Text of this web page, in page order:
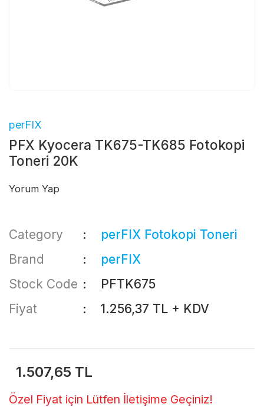
perFIX
PFX Kyocera TK675-TK685 Fotokopi
Toneri 20K
Yorum Yap
Category
perFIX Fotokopi Toneri
Brand
perFIX
Stock Code
PFTK675
Fiyat
1.256,37 TL + KDV
1.507,65 TL
Özel Fiyat için Lütfen İletişime Geçiniz!